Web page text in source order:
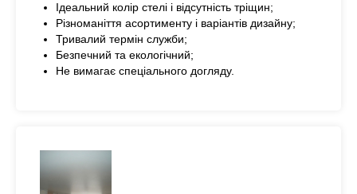
Ідеальний колір стелі і відсутність тріщин;
Різноманіття асортименту і варіантів дизайну;
Тривалий термін служби;
Безпечний та екологічний;
Не вимагає спеціального догляду.